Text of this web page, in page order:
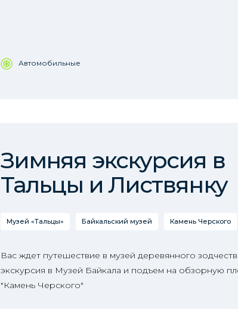
Автомобильные
Зимняя экскурсия в
Тальцы и Листвянку
Музей «Тальцы» Байкальский музей Камень Черского
Вас ждет путешествие в музей деревянного
экскурсия в Музей Байкала и подъем на обзорную
"Камень Черского"